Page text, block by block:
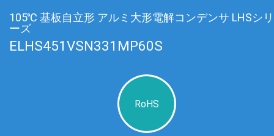
105℃ 基板自立形 アルミ大形電解コンデンサ LHSシリ
ーズ
ELHS451VSN331MP60S
RoHS